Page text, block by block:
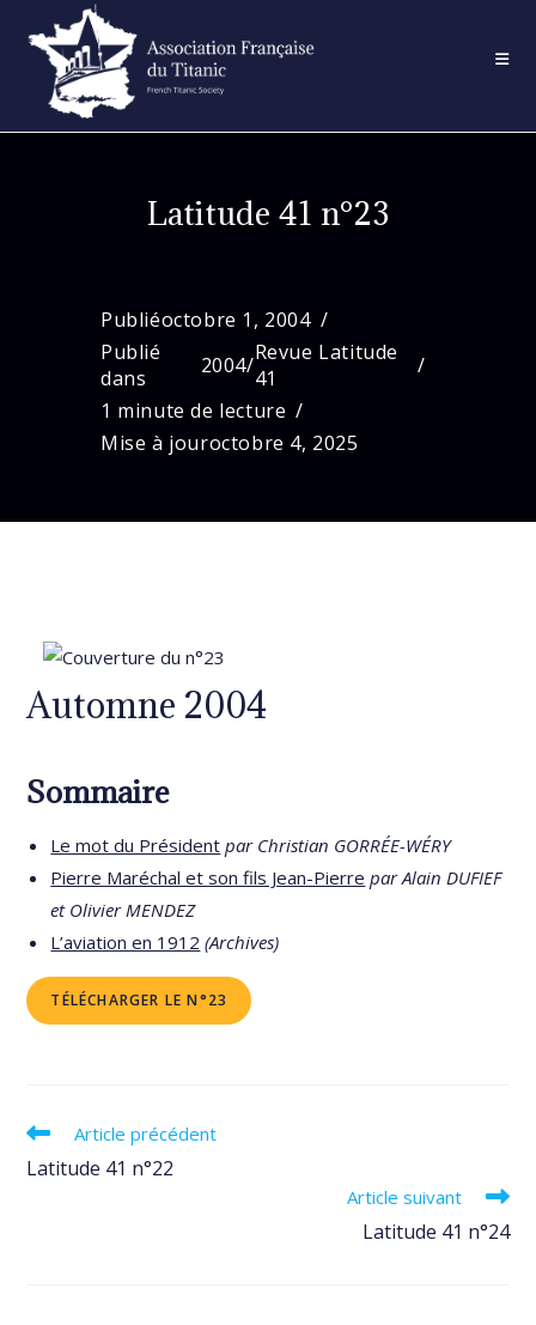
content
Latitude 41 n°23
Publiéoctobre 1, 2004
Publié
dans
2004/Revue Latitude
41
1 minute de lecture
Mise à jouroctobre 4, 2025
Automne 2004
Sommaire
Le mot du Président par Christian GORRÉE-WÉRY
Pierre Maréchal et son fils Jean-Pierre par Alain DUFIEF
et Olivier MENDEZ
L’aviation en 1912 (Archives)
TÉLÉCHARGER LE N°23
Read
articles
Article précédent
Latitude 41 n°22
Article suivant
Latitude 41 n°24